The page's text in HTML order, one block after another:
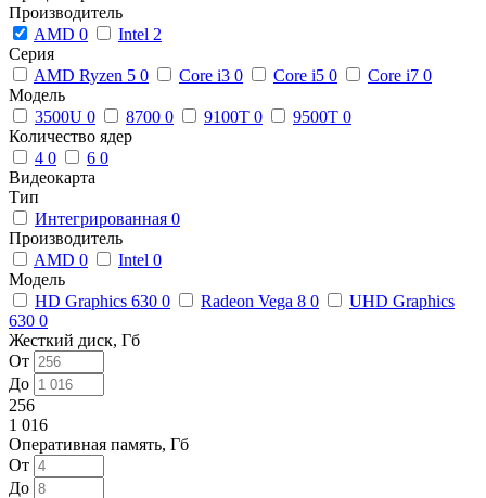
Производитель
AMD 0 Intel 2
Серия
AMD Ryzen 5 0 Core i3 0 Core i5 0 Core i7 0
Модель
3500U 0 8700 0 9100T 0 9500T 0
Количество ядер
4 0 6 0
Видеокарта
Тип
Интегрированная 0
Производитель
AMD 0 Intel 0
Модель
HD Graphics 630 0 Radeon Vega 8 0
UHD Graphics
630 0
Жесткий диск, Гб
От
До
256
1 016
Оперативная память, Гб
От
До